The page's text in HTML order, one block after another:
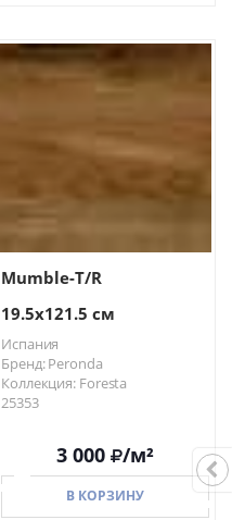
Mumble-T/R
19.5x121.5 см
Испания
Бренд: Peronda
Коллекция: Foresta
25353
3 000 /м²
В КОРЗИНУ